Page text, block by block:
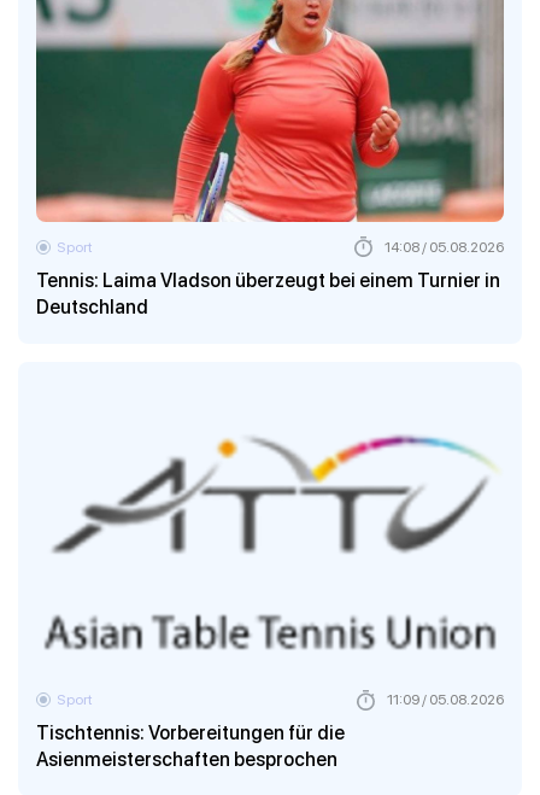
Tennis: Laima Vladson überzeugt bei einem Turnier in
Deutschland
Sport 14:08 / 05.08.2026
Tischtennis: Vorbereitungen für die
Asienmeisterschaften besprochen
Sport 11:09 / 05.08.2026